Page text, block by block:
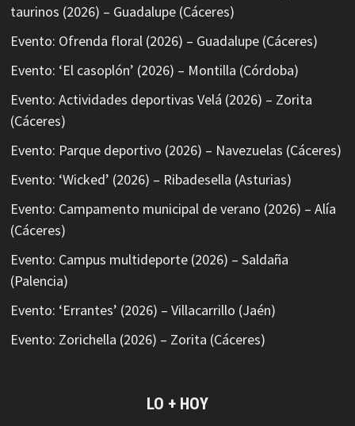
taurinos (2026) – Guadalupe (Cáceres)
Evento: Ofrenda floral (2026) – Guadalupe (Cáceres)
Evento: ‘El casoplón’ (2026) – Montilla (Córdoba)
Evento: Actividades deportivas Velá (2026) – Zorita
(Cáceres)
Evento: Parque deportivo (2026) – Navezuelas (Cáceres)
Evento: ‘Wicked’ (2026) – Ribadesella (Asturias)
Evento: Campamento municipal de verano (2026) – Alía
(Cáceres)
Evento: Campus multideporte (2026) – Saldaña
(Palencia)
Evento: ‘Errantes’ (2026) – Villacarrillo (Jaén)
Evento: Zorichella (2026) – Zorita (Cáceres)
LO + HOY